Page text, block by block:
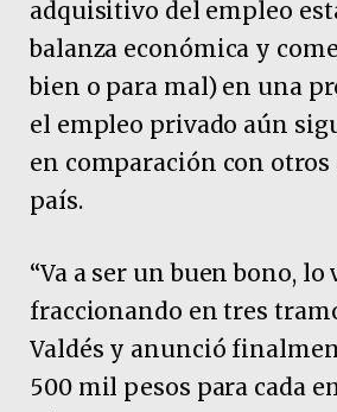
adquisitivo del empleo
balanza económica y
bien o para mal) en una
el empleo privado aún
en comparación con
país.
“Va a ser un buen bono, lo
fraccionando en tres
Valdés y anunció
500 mil pesos para cada